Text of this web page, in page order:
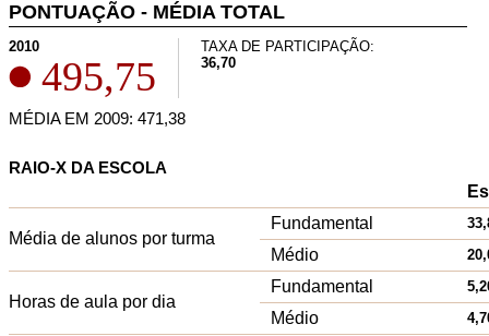
PONTUAÇÃO - MÉDIA TOTAL
2010
495,75
TAXA DE PARTICIPAÇÃO:
36,70
MÉDIA EM 2009: 471,38
RAIO-X DA ESCOLA
Média de alunos por turma
Fundamental
Médio
Horas de aula por dia
Fundamental
Médio